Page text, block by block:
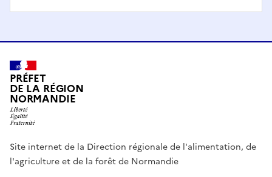
PRÉFET
DE LA RÉGION
NORMANDIE
Site internet de la Direction régionale de l'alimentation, de
l'agriculture et de la forêt de Normandie